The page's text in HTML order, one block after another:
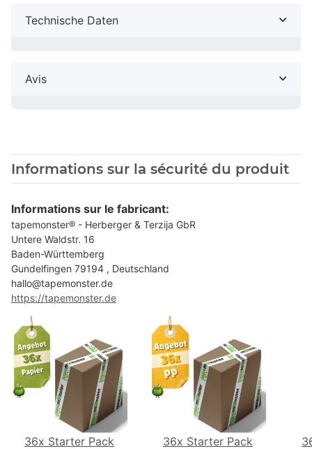
Technische Daten
Avis
Informations sur la sécurité du produit
Informations sur le fabricant:
tapemonster® - Herberger & Terzija GbR
Untere Waldstr. 16
Baden-Württemberg
Gundelfingen 79194 , Deutschland
hallo@tapemonster.de
https://tapemonster.de
36x Starter Pack
36x Starter Pack